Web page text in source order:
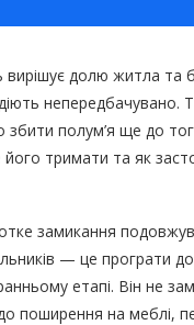
долю житла та
полум’я ще до
тримати та як
замикання
— це програти
етапі. Він не
поширення на меблі,